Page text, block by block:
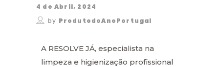
4 de Abril, 2024
by ProdutodoAnoPortugal
A RESOLVE JÁ, especialista na
limpeza e higienização profissional